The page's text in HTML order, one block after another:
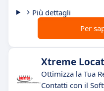
Più dettagli
Per
Xtreme
Ottimizza la Tua
Contatti con il